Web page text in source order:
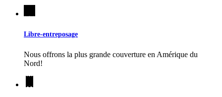
Libre-entreposage
Nous offrons la plus grande couverture en Amérique du
Nord!